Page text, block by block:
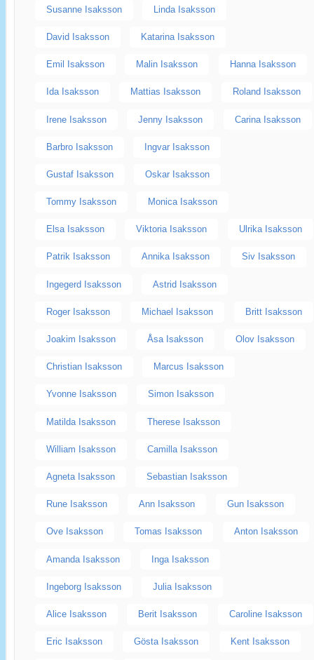
Susanne Isaksson Linda Isaksson
David Isaksson Katarina Isaksson
Emil Isaksson Malin Isaksson Hanna Isaksson
Ida Isaksson Mattias Isaksson Roland Isaksson
Irene Isaksson Jenny Isaksson Carina Isaksson
Barbro Isaksson Ingvar Isaksson
Gustaf Isaksson Oskar Isaksson
Tommy Isaksson Monica Isaksson
Elsa Isaksson Viktoria Isaksson Ulrika Isaksson
Patrik Isaksson Annika Isaksson Siv Isaksson
Ingegerd Isaksson Astrid Isaksson
Roger Isaksson Michael Isaksson Britt Isaksson
Joakim Isaksson Åsa Isaksson Olov Isaksson
Christian Isaksson Marcus Isaksson
Yvonne Isaksson Simon Isaksson
Matilda Isaksson Therese Isaksson
William Isaksson Camilla Isaksson
Agneta Isaksson Sebastian Isaksson
Rune Isaksson Ann Isaksson Gun Isaksson
Ove Isaksson Tomas Isaksson Anton Isaksson
Amanda Isaksson Inga Isaksson
Ingeborg Isaksson Julia Isaksson
Alice Isaksson Berit Isaksson Caroline Isaksson
Eric Isaksson Gösta Isaksson Kent Isaksson